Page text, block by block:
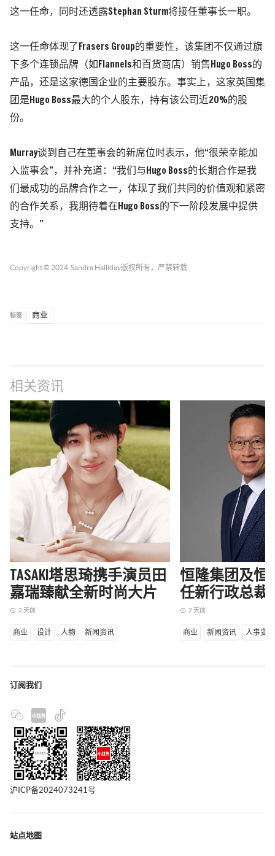
这一任命，同时还透露Stephan Sturm将接任董事长一职。
这一任命体现了Frasers Group的重要性，该集团不仅通过旗
下多个连锁品牌（如Flannels和百货商店）销售Hugo Boss的
产品，还是这家德国企业的主要股东。事实上，这家英国集
团是Hugo Boss最大的个人股东，持有该公司近20%的股
份。
Murray谈到自己在董事会的新席位时表示，他“很荣幸能加
入监事会”，并补充道：“我们与Hugo Boss的长期合作是我
们最成功的品牌合作之一，体现了我们共同的价值观和紧密
的合作关系，我期待着在Hugo Boss的下一阶段发展中提供
支持。”
Copyright © 2024 Sandra Halliday版权所有，严禁转载.
标签 : 商业
相关资讯
TASAKI塔思琦携手演员田
嘉瑞臻献全新时尚大片
access_time 2 天前
商业 设计 人物 新闻资讯
恒隆集团及恒
任新行政总裁
access_time 2 天前
商业 新闻资讯 人事变动
订阅我们
沪ICP备2024073241号
站点地图